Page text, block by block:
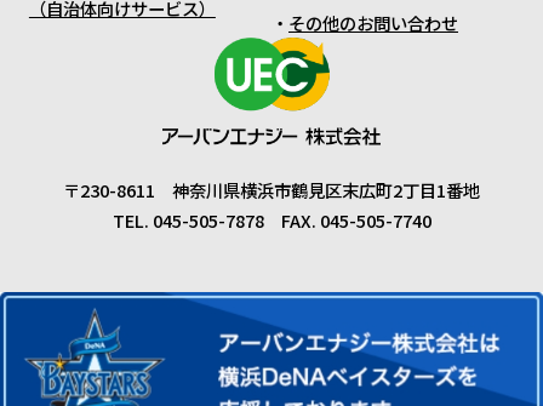
〒230-8611 神奈川県横浜市鶴見区末広町2丁目1番地
TEL. 045-505-7878 FAX. 045-505-7740
（自治体向けサービス）
その他のお問い合わせ